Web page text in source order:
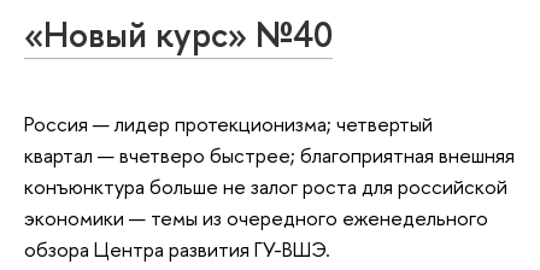
«Новый курс» №40
Россия — лидер протекционизма; четвертый
квартал — вчетверо быстрее; благоприятная внешняя
конъюнктура больше не залог роста для российской
экономики — темы из очередного еженедельного
обзора Центра развития ГУ-ВШЭ.